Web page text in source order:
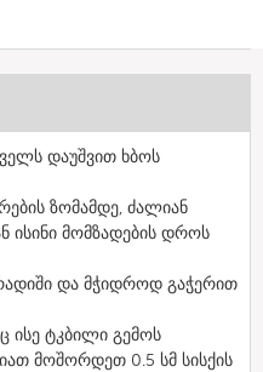
დაუშვით ხბოს
ზომამდე, ძალიან
ისინი მომზადების დროს
და მჭიდროდ გაჭერით
ისე ტკბილი გემოს
მოშორდეთ 0.5 სმ სისქის